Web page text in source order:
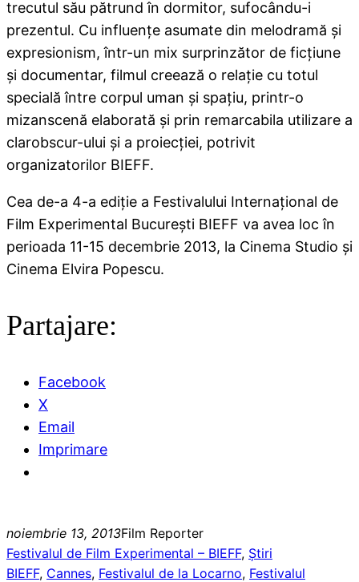
trecutul său pătrund în dormitor, sufocându-i
prezentul. Cu influenţe asumate din melodramă şi
expresionism, într-un mix surprinzător de ficţiune
şi documentar, filmul creează o relaţie cu totul
specială între corpul uman şi spaţiu, printr-o
mizanscenă elaborată şi prin remarcabila utilizare a
clarobscur-ului şi a proiecţiei, potrivit
organizatorilor BIEFF.
Cea de-a 4-a ediţie a Festivalului Internaţional de
Film Experimental Bucureşti BIEFF va avea loc în
perioada 11-15 decembrie 2013, la Cinema Studio şi
Cinema Elvira Popescu.
Partajare:
Facebook
X
Email
Imprimare
noiembrie 13, 2013Film Reporter
Festivalul de Film Experimental – BIEFF, Ştiri
BIEFF, Cannes, Festivalul de la Locarno, Festivalul